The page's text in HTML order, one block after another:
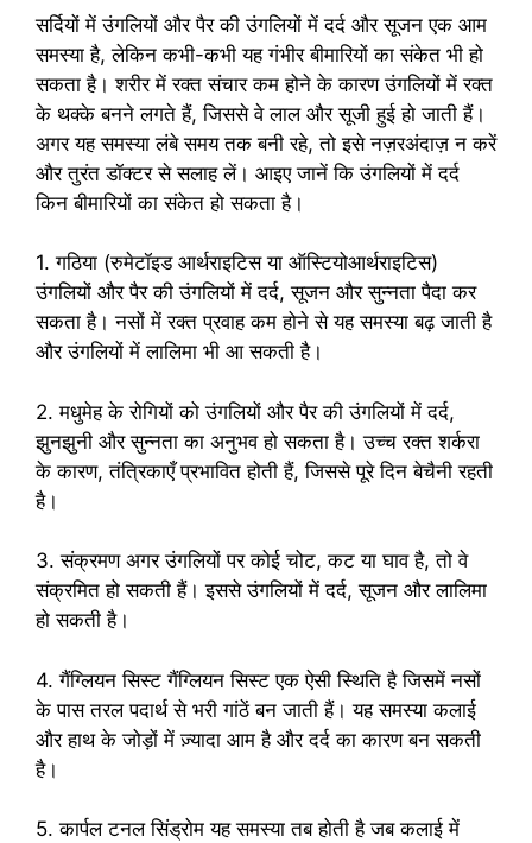
सर्दियों में उंगलियों और पैर की उंगलियों में दर्द और सूजन एक आम
समस्या है, लेकिन कभी-कभी यह गंभीर बीमारियों का संकेत भी हो
सकता है। शरीर में रक्त संचार कम होने के कारण उंगलियों में रक्त
के थक्के बनने लगते हैं, जिससे वे लाल और सूजी हुई हो जाती हैं।
अगर यह समस्या लंबे समय तक बनी रहे, तो इसे नज़रअंदाज़ न करें
और तुरंत डॉक्टर से सलाह लें। आइए जानें कि उंगलियों में दर्द
किन बीमारियों का संकेत हो सकता है।
1. गठिया (रुमेटॉइड आर्थराइटिस या ऑस्टियोआर्थराइटिस)
उंगलियों और पैर की उंगलियों में दर्द, सूजन और सुन्नता पैदा कर
सकता है। नसों में रक्त प्रवाह कम होने से यह समस्या बढ़ जाती है
और उंगलियों में लालिमा भी आ सकती है।
2. मधुमेह के रोगियों को उंगलियों और पैर की उंगलियों में दर्द,
झुनझुनी और सुन्नता का अनुभव हो सकता है। उच्च रक्त शर्करा
के कारण, तंत्रिकाएँ प्रभावित होती हैं, जिससे पूरे दिन बेचैनी रहती
है।
3. संक्रमण अगर उंगलियों पर कोई चोट, कट या घाव है, तो वे
संक्रमित हो सकती हैं। इससे उंगलियों में दर्द, सूजन और लालिमा
हो सकती है।
4. गैंग्लियन सिस्ट गैंग्लियन सिस्ट एक ऐसी स्थिति है जिसमें नसों
के पास तरल पदार्थ से भरी गांठें बन जाती हैं। यह समस्या कलाई
और हाथ के जोड़ों में ज़्यादा आम है और दर्द का कारण बन सकती
है।
5. कार्पल टनल सिंड्रोम यह समस्या तब होती है जब कलाई में